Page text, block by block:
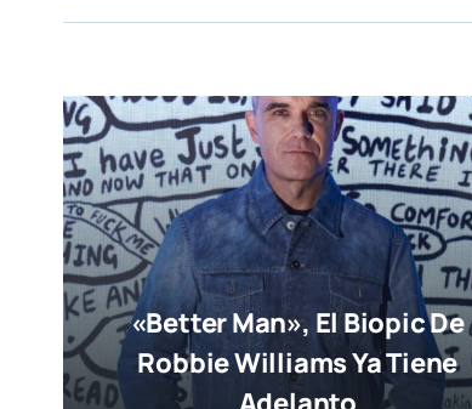
«Better Man», El Biopic De
Robbie Williams Ya Tiene